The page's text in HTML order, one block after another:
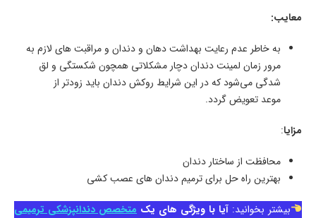
معایب:
به خاطر عدم رعایت بهداشت دهان و دندان و مراقبت های لازم به
مرور زمان لمینت دندان دچار مشکلاتی همچون شکستگی و لق
شدگی می‌شود که در این شرایط روکش دندان باید زودتر از
موعد تعویض گردد.
مزایا:
محافظت از ساختار دندان
بهترین راه حل برای ترمیم دندان های عصب کشی
بیشتر بخوانید: آیا با ویژگی های یک متخصص دندانپزشکی ترمیمی